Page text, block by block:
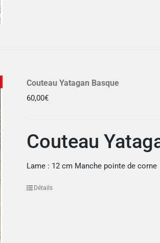
Couteau Yatagan Basque
60,00€
Couteau
Lame : 12 cm Manche pointe de corne
Détails